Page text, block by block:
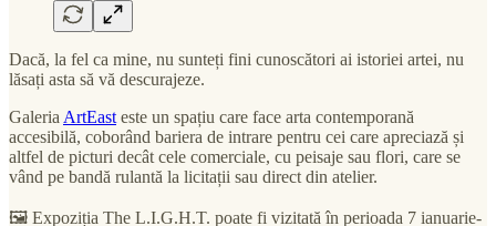
Dacă, la fel ca mine, nu sunteți fini cunoscători ai istoriei artei, nu
lăsați asta să vă descurajeze.
Galeria ArtEast este un spațiu care face arta contemporană
accesibilă, coborând bariera de intrare pentru cei care apreciază și
altfel de picturi decât cele comerciale, cu peisaje sau flori, care se
vând pe bandă rulantă la licitații sau direct din atelier.
🖼 Expoziția The L.I.G.H.T. poate fi vizitată în perioada 7 ianuarie-